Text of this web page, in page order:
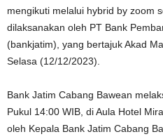
mengikuti melalui hybrid by zoom
dilaksanakan oleh PT Bank
(bankjatim), yang bertajuk Akad
Selasa (12/12/2023).
Bank Jatim Cabang Bawean
Pukul 14:00 WIB, di Aula Hotel
oleh Kepala Bank Jatim Cabang